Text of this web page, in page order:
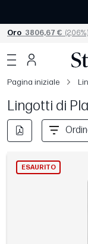
Oro 3806,67 € (2,06%)
Pagina iniziale
Lingotti di
ESAURITO